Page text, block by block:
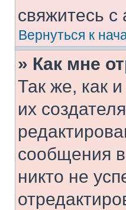
свяжитесь
Вернуться к
» Как мне
Так же, как
их
сообщения
никто не